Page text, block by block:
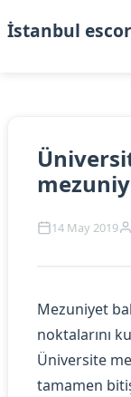
İstanbul
14 May 2019
Mezuniyet
noktalarını
Üniversite
tamamen